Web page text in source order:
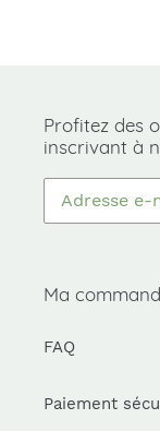
Profitez des
inscrivant à
Ma
FAQ
Paiement